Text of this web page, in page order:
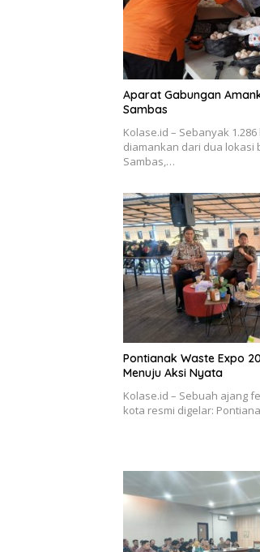
Aparat Gabungan
Sambas
Kolase.id – Sebanyak
diamankan dari dua lokasi
Sambas,…
Pontianak Waste Expo
Menuju Aksi Nyata
Kolase.id – Sebuah ajang
kota resmi digelar: